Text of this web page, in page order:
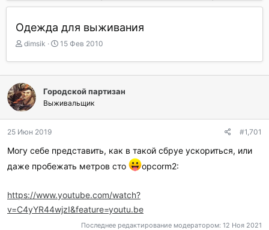
Одежда для выживания
А
т
о
р
т
е
м
ы
dimsik
Д
т
а
а
ч
а
15 Фев 2010
Городской партизан
Выживальщик
25 Июн 2019 #1,701
Могу себе представить, как в такой сбруе ускориться, или
даже пробежать метров сто
opcorm2:
https://www.youtube.com/watch?
v=C4yYR44wjzI&feature=youtu.be
Последнее редактирование модератором: 12 Ноя 2021